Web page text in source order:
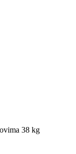
38 kg